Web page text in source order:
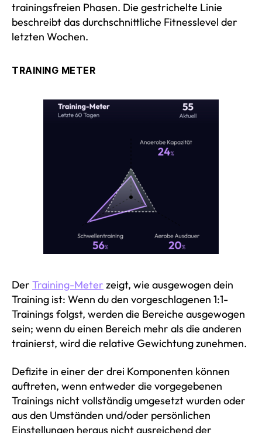
trainingsfreien Phasen. Die gestrichelte Linie
beschreibt das durchschnittliche Fitnesslevel der
letzten Wochen.
TRAINING METER
Der Training-Meter zeigt, wie ausgewogen dein
Training ist: Wenn du den vorgeschlagenen 1:1-
Trainings folgst, werden die Bereiche ausgewogen
sein; wenn du einen Bereich mehr als die anderen
trainierst, wird die relative Gewichtung zunehmen.
Defizite in einer der drei Komponenten können
auftreten, wenn entweder die vorgegebenen
Trainings nicht vollständig umgesetzt wurden oder
aus den Umständen und/oder persönlichen
Einstellungen heraus nicht ausreichend der